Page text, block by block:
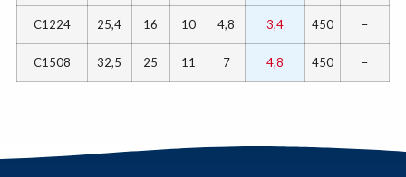
C1224 25,4 16 10 4,8 3,4 450 –
C1508 32,5 25 11 7 4,8 450 –